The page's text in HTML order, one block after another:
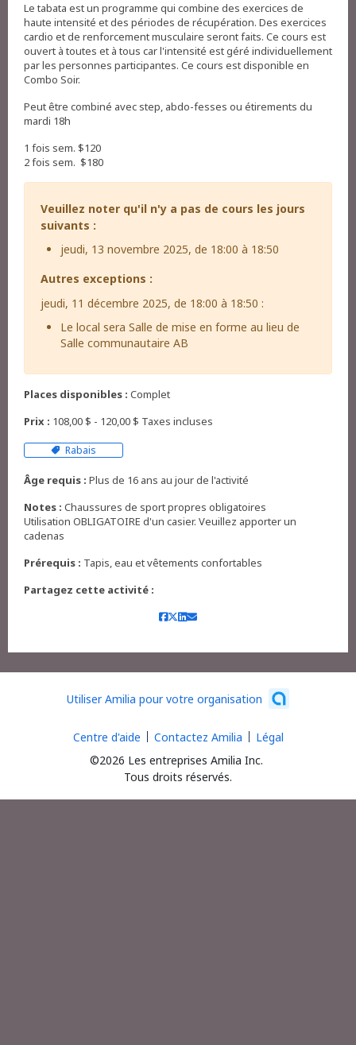
Le tabata est un programme qui combine des exercices de
haute intensité et des périodes de récupération. Des exercices
cardio et de renforcement musculaire seront faits. Ce cours est
ouvert à toutes et à tous car l'intensité est géré individuellement
par les personnes participantes. Ce cours est disponible en
Combo Soir.
Peut être combiné avec step, abdo-fesses ou étirements du
mardi 18h
1 fois sem. $120
2 fois sem. $180
Veuillez noter qu'il n'y a pas de cours les jours
suivants :
jeudi, 13 novembre 2025, de 18:00 à 18:50
Autres exceptions :
jeudi, 11 décembre 2025, de 18:00 à 18:50 :
Le local sera Salle de mise en forme au lieu de
Salle communautaire AB
Places disponibles : Complet
Prix : 108,00 $ - 120,00 $ Taxes incluses
Rabais
Âge requis : Plus de 16 ans au jour de l'activité
Notes : Chaussures de sport propres obligatoires
Utilisation OBLIGATOIRE d'un casier. Veuillez apporter un
cadenas
Prérequis : Tapis, eau et vêtements confortables
Partagez cette activité :
Utiliser Amilia pour votre organisation
©2026 Les entreprises Amilia Inc.
Tous droits réservés.
Centre d'aide Contactez Amilia Légal